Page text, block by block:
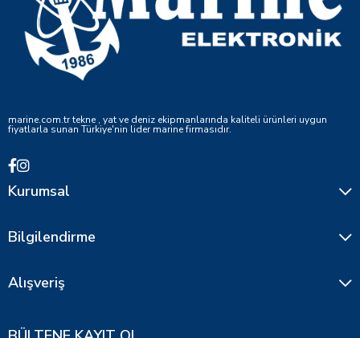
marine.com.tr tekne , yat ve deniz ekipmanlarında kaliteli ürünleri uygun
fiyatlarla sunan Türkiye'nin lider marine firmasıdır.
Kurumsal
Bilgilendirme
Alışveriş